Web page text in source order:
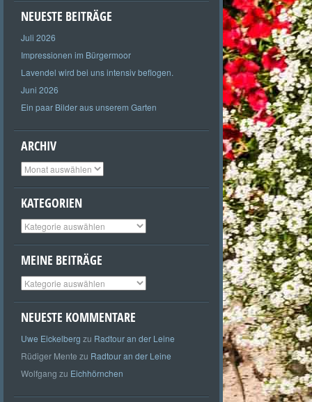
NEUESTE BEITRÄGE
Juli 2026
Impressionen im Bürgermoor
Lavendel wird bei uns intensiv beflogen.
Juni 2026
Ein paar Bilder aus unserem Garten
ARCHIV
Archiv
KATEGORIEN
Kategorien
MEINE BEITRÄGE
Meine
Beiträge
NEUESTE KOMMENTARE
Uwe Eickelberg zu Radtour an der Leine
Rüdiger Mente zu Radtour an der Leine
Wolfgang zu Eichhörnchen